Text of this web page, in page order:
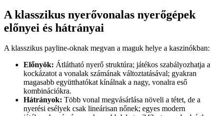
A klasszikus nyerővonalas nyerőgépek
előnyei és hátrányai
A klasszikus payline-oknak megvan a maguk helye a kaszinókban:
Előnyök: Átlátható nyerő struktúra; játékos szabályozhatja a
kockázatot a vonalak számának változtatásával; gyakran
magasabb együtthatókat kínálnak a nagy, vonalra eső
kombinációkra.
Hátrányok: Több vonal megvásárlása növeli a tétet, de a
nyerési esélyek csak lineárisan nőnek; egyes modern